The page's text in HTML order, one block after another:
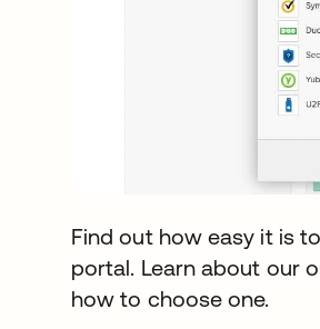
Find out how easy it is
portal. Learn about our
how to choose one.